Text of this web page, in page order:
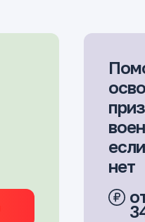
нет